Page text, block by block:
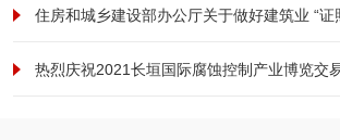
热烈庆祝2021长垣国际腐蚀控制产业博览交